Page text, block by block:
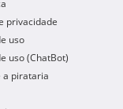
privacidade
uso
uso (ChatBot)
a pirataria